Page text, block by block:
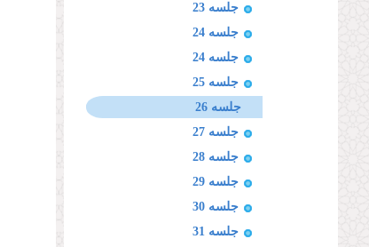
جلسه 23
جلسه 24
جلسه 24
جلسه 25
جلسه 26
جلسه 27
جلسه 28
جلسه 29
جلسه 30
جلسه 31